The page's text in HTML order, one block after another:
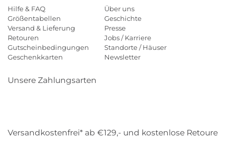
Hilfe & FAQ
Größentabellen
Versand & Lieferung
Retouren
Gutscheinbedingungen
Geschenkkarten
Über uns
Geschichte
Presse
Jobs / Karriere
Standorte / Häuser
Newsletter
Unsere Zahlungsarten
Versandkostenfrei* ab €129,- und kostenlose Retoure